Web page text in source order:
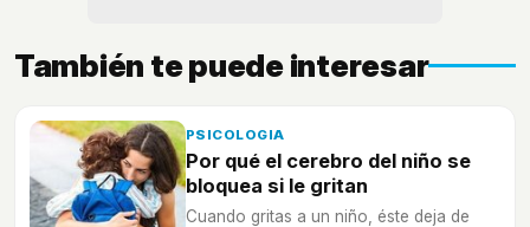
También te puede interesar
PSICOLOGIA
Por qué el cerebro del niño se
bloquea si le gritan
Cuando gritas a un niño, éste deja de